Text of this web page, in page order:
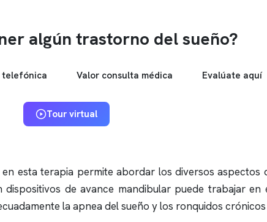
algún trastorno del sueño?
telefónica Valor consulta médica Evalúate aquí
Tour virtual
esta terapia permite abordar los diversos aspectos
dispositivos de avance mandibular puede trabajar
laapnea del sueño y los ronquidos